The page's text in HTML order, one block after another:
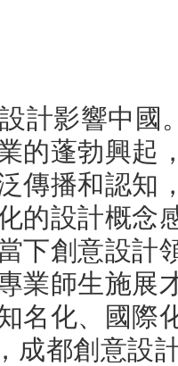
計影響中國
的蓬勃興起
傳播和認知
的設計概念
下創意設計
業師生施展
名化、國際
成都創意設